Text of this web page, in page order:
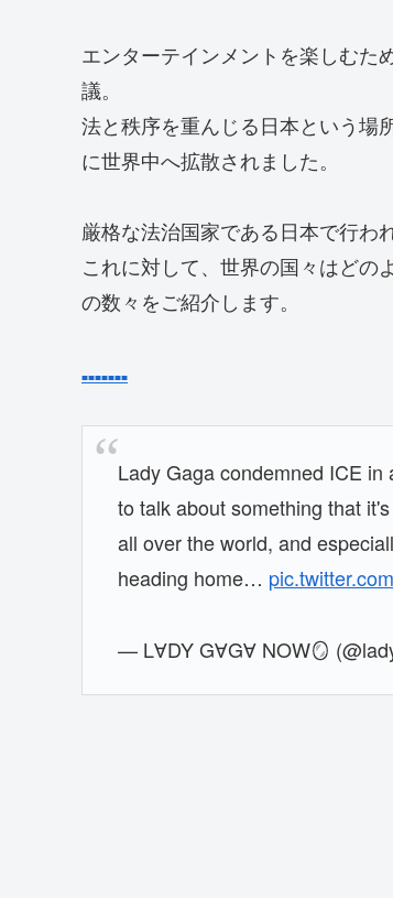
エンターテインメントを楽しむた
議。
法と秩序を重んじる日本という場
に世界中へ拡散されました。
厳格な法治国家である日本で行わ
これに対して、世界の国々はどの
の数々をご紹介します。
■■■■■■■
Lady Gaga condemned ICE
to talk about something that
all over the world, and
heading home…
— LⱯDY GⱯGⱯ NOW🪞